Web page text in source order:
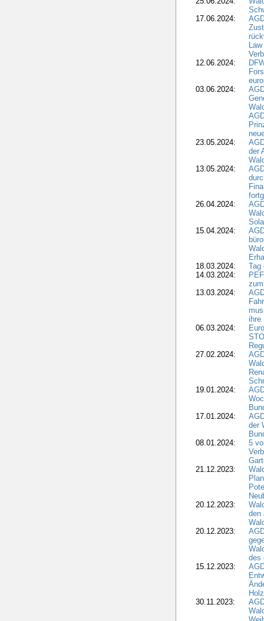
17.06.2024:
12.06.2024:
03.06.2024:
23.05.2024:
der
13.05.2024:
26.04.2024:
15.04.2024:
18.03.2024:
Tag
14.03.2024:
13.03.2024:
ihre
06.03.2024:
27.02.2024:
19.01.2024:
17.01.2024:
der
08.01.2024:
5
21.12.2023:
20.12.2023:
den
20.12.2023:
des
15.12.2023:
30.11.2023: